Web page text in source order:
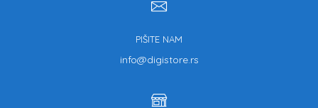
PIŠITE NAM
info@digistore.rs